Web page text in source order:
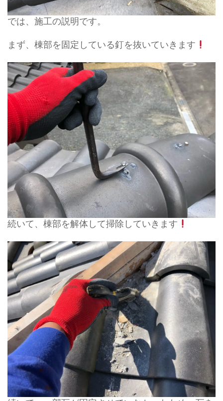
では、施工の説明です。
まず、棟部を固定している釘を抜いていきます
続いて、棟部を解体して掃除していきます